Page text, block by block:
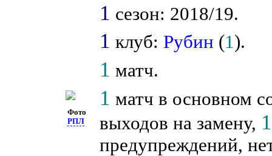
Фото
РПЛ
1 сезон: 2018/19.
1 клуб: Рубин (1).
1 матч.
1 матч в основном
выходов на замену,
предупреждений,